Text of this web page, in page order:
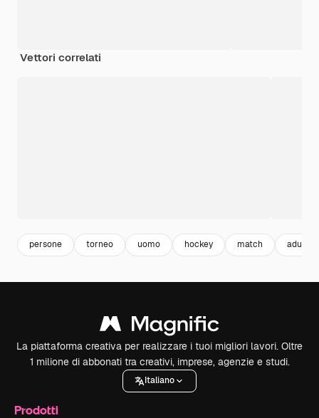
Vettori correlati
persone torneo uomo hockey match adulti
La piattaforma creativa per realizzare i tuoi migliori lavori. Oltre
1 milione di abbonati tra creativi, imprese, agenzie e studi.
Italiano
Prodotti